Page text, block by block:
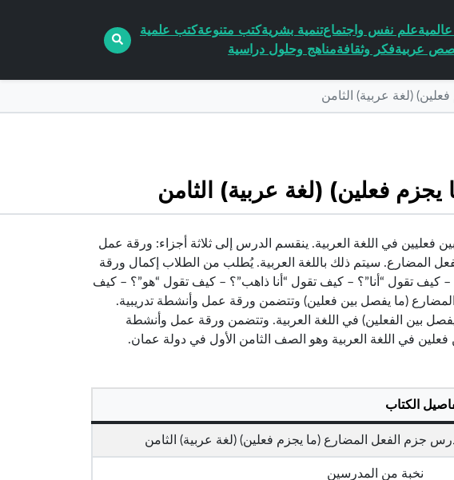
علم نفس واجتماعتنمية بشريةكتب متنوعةكتب علمية
عربيةفكر وثقافةمناهج وحلول دراسية
(لغة عربية) الثامن
فعلين) (لغة عربية) الثامن
فعليين في اللغة العربية. ينقسم الدرس إلى ثلاثة أجزاء: ورقة عمل
المضارع. سيتم ذلك باللغة العربية. يُطلب من الطلاب إكمال ورقة
– كيف تقول “أنا”؟ – كيف تقول “أنا ذاهب”؟ – كيف تقول “هو”؟ – كيف
(ما يفصل بين فعلين) وتتضمن ورقة عمل وأنشطة تدريبية.
بين الفعلين) في اللغة العربية. وتتضمن ورقة عمل وأنشطة
فعلين في اللغة العربية وهو الصف الثامن الأول في دولة عمان.
الكتاب
جزم الفعل المضارع (ما يجزم فعلين) (لغة عربية) الثامن
نخبة من المدرسين